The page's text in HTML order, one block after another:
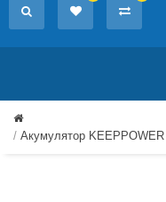
Акумулятор